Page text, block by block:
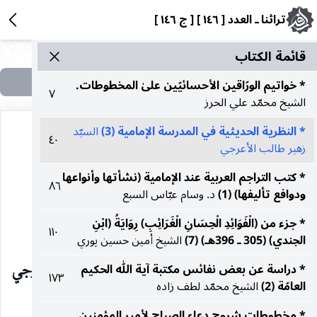
تراثنا ـ العدد [ ١٤٦ ] [ ج ١٤٦ ]
قائمة الکتاب
* خواتيم الورّاقين الأحسائيّين علىٰ المخطوطات.
الشيخ محمّد علي الحرز
٧
* النظرية الحديثية في المدرسة الإمامية (3) السيّد
زهير طالب الأعرجي
٤٠
* كتب التراجم العربية عند الإمامية (نشأتها وأنواعها
ودوافع تأليفها) (1) د. وسام عبّاس السبع
٨٦
* جزء من (الْفَوَائِدِ الْحِسَانِ الْغَرَائِبِ) رِوَايَةُ (ابْنِ
الجندي) (305 ـ 396هـ) (7) الشيخ أمين حسين پوري
١١٠
* دراسة عن بعض نفائس مكتبة آية الله الحكيم
العامّة (2) الشيخ محمّد لطف زاده
١٧٣
النظرية الحديثية في المدرسة
الإمامية (٣)
السيّد زهير طالب الأعرجي